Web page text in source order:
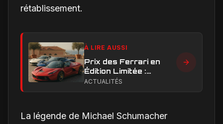
rétablissement.
À LIRE AUSSI
Prix des Ferrari en
Édition Limitée :
Combien Coûtent les
ACTUALITÉS
La légende de Michael Schumacher